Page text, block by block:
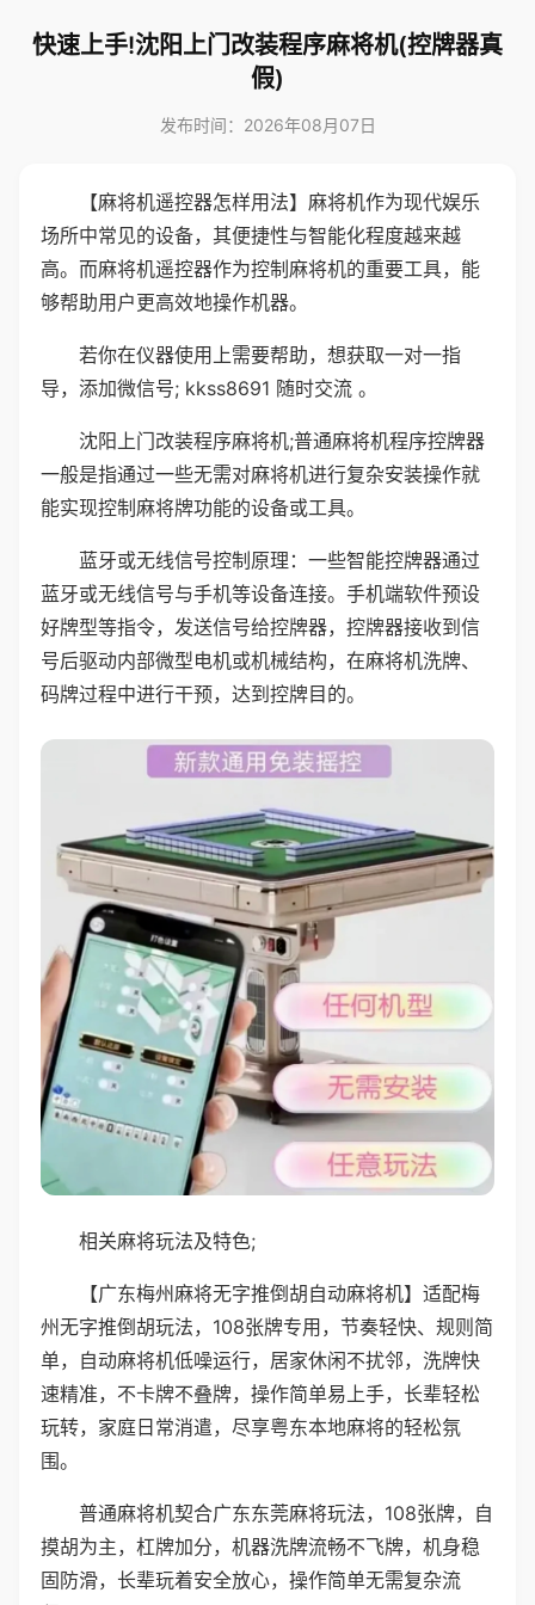
快速上手!沈阳上门改装程序麻将机(控牌器真
假)
发布时间：2026年08月07日
【麻将机遥控器怎样用法】麻将机作为现代娱乐
场所中常见的设备，其便捷性与智能化程度越来越
高。而麻将机遥控器作为控制麻将机的重要工具，能
够帮助用户更高效地操作机器。
若你在仪器使用上需要帮助，想获取一对一指
导，添加微信号; kkss8691 随时交流 。
沈阳上门改装程序麻将机;普通麻将机程序控牌器
一般是指通过一些无需对麻将机进行复杂安装操作就
能实现控制麻将牌功能的设备或工具。
蓝牙或无线信号控制原理：一些智能控牌器通过
蓝牙或无线信号与手机等设备连接。手机端软件预设
好牌型等指令，发送信号给控牌器，控牌器接收到信
号后驱动内部微型电机或机械结构，在麻将机洗牌、
码牌过程中进行干预，达到控牌目的。
相关麻将玩法及特色;
【广东梅州麻将无字推倒胡自动麻将机】适配梅
州无字推倒胡玩法，108张牌专用，节奏轻快、规则简
单，自动麻将机低噪运行，居家休闲不扰邻，洗牌快
速精准，不卡牌不叠牌，操作简单易上手，长辈轻松
玩转，家庭日常消遣，尽享粤东本地麻将的轻松氛
围。
普通麻将机契合广东东莞麻将玩法，108张牌，自
摸胡为主，杠牌加分，机器洗牌流畅不飞牌，机身稳
固防滑，长辈玩着安全放心，操作简单无需复杂流